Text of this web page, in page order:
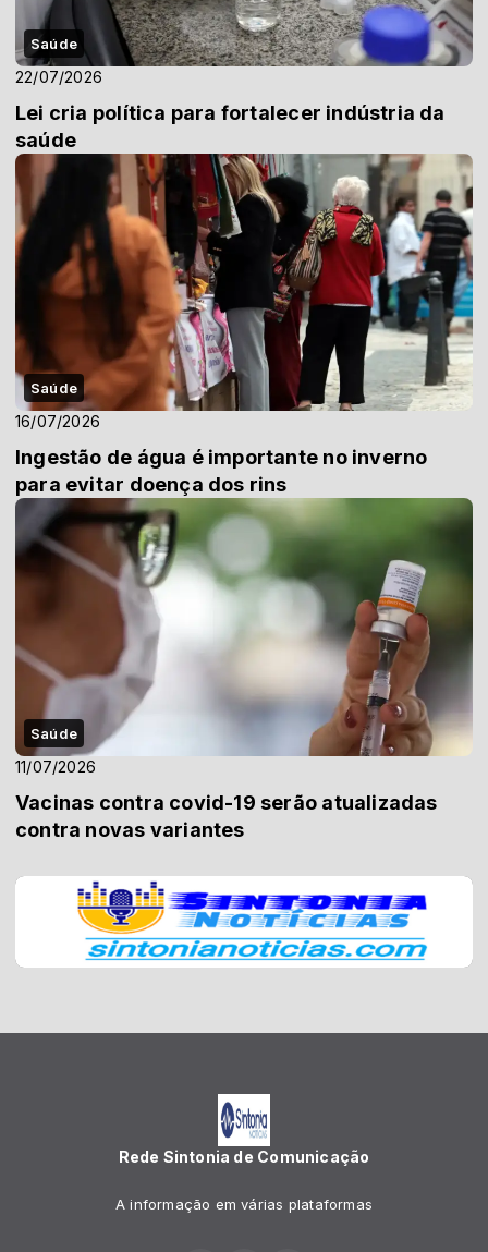
Saúde
22/07/2026
Lei cria política para fortalecer indústria da
saúde
Saúde
16/07/2026
Ingestão de água é importante no inverno
para evitar doença dos rins
Saúde
11/07/2026
Vacinas contra covid-19 serão atualizadas
contra novas variantes
Rede Sintonia de Comunicação
A informação em várias plataformas